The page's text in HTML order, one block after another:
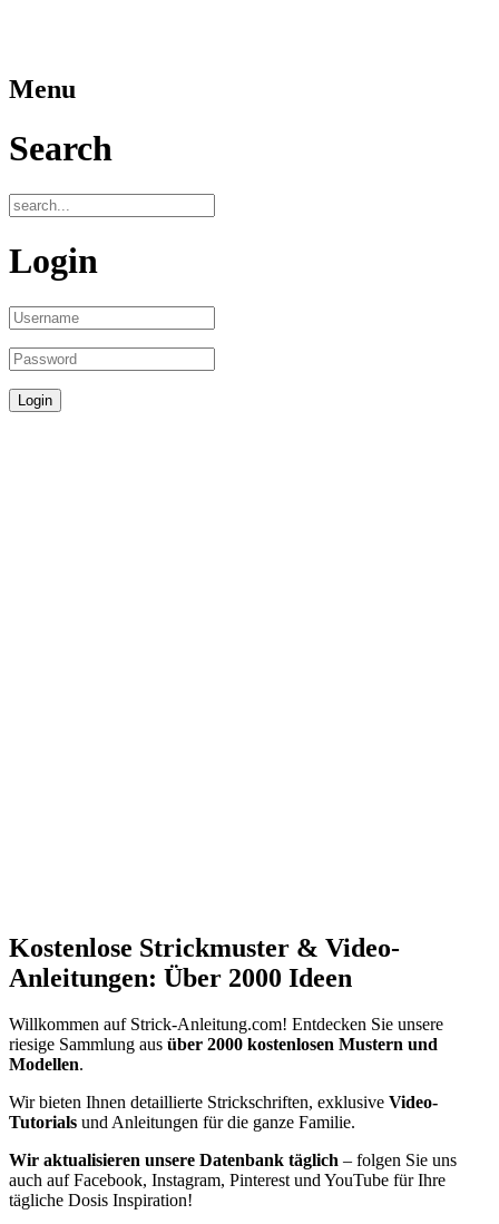
Menu
Search
Login
Kostenlose Strickmuster & Video-
Anleitungen: Über 2000 Ideen
Willkommen auf Strick-Anleitung.com! Entdecken Sie unsere
riesige Sammlung aus über 2000 kostenlosen Mustern und
Modellen.
Wir bieten Ihnen detaillierte Strickschriften, exklusive Video-
Tutorials und Anleitungen für die ganze Familie.
Wir aktualisieren unsere Datenbank täglich – folgen Sie uns
auch auf Facebook, Instagram, Pinterest und YouTube für Ihre
tägliche Dosis Inspiration!